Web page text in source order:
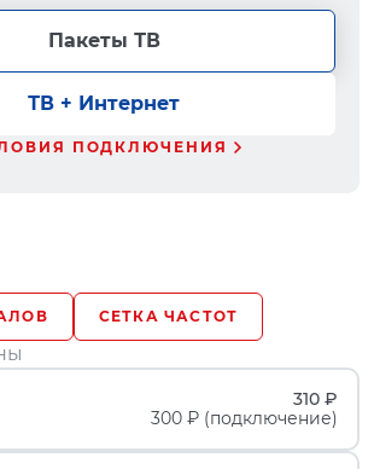
Пакеты ТВ
ТВ + Интернет
ПОДКЛЮЧЕНИЯ
СЕТКА ЧАСТОТ
310 ₽
300 ₽ (подключение)